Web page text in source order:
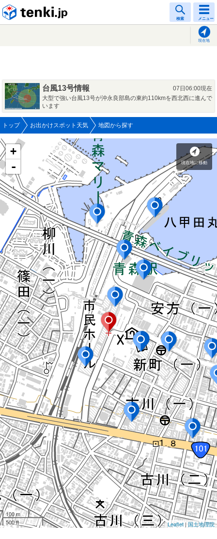
検索 メニュー
現在地
台風13号情報
07日06:00現在
大型で強い台風13号が沖永良部島の東約110kmを西北西に進んで
います
トップ お出かけスポット天気 地図から探す
現在地に移動
+
-
100 m
500 ft
Leaflet | 国土地理院